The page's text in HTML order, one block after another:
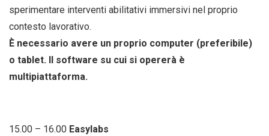
sperimentare interventi abilitativi immersivi nel proprio
contesto lavorativo.
È necessario avere un proprio computer (preferibile)
o tablet. Il software su cui si opererà è
multipiattaforma.
15.00 – 16.00 Easylabs